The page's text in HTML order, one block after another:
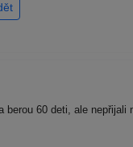
60 deti, ale nepřijali